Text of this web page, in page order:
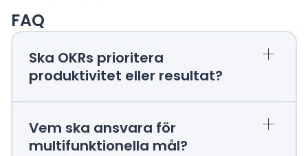
FAQ
+
Ska OKRs prioritera
produktivitet eller resultat?
+
Vem ska ansvara för
multifunktionella mål?